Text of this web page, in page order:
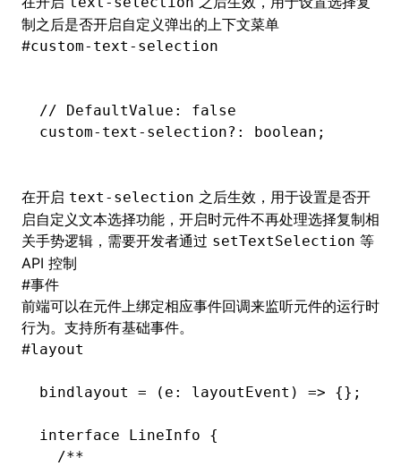
制之后是否开启自定义弹出的上下文菜单
#custom-text-selection
// DefaultValue: false
custom- text - selection?: boolean;
在开启 text-selection 之后生效，用于设置是否开
启自定义文本选择功能，开启时元件不再处理选择复制相
关手势逻辑，需要开发者通过 setTextSelection 等
API 控制
#事件
前端可以在元件上绑定相应事件回调来监听元件的运行时
行为。支持所有基础事件。
#layout
bindlayout = (e : layoutEvent ) => {};
interface LineInfo {
  /**